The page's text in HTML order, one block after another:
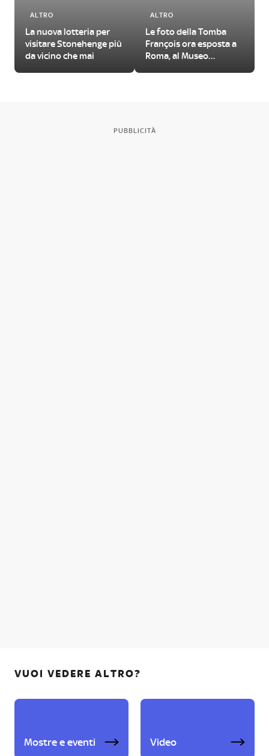
ALTRO
La nuova lotteria per
visitare Stonehenge più
da vicino che mai
ALTRO
Le foto della Tomba
François ora esposta a
Roma, al Museo
PUBBLICITÀ
VUOI VEDERE ALTRO?
Mostre e eventi Video